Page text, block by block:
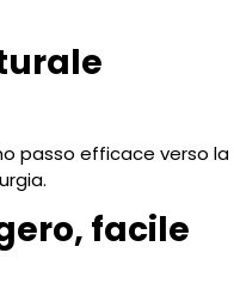
passo efficace verso la
facile